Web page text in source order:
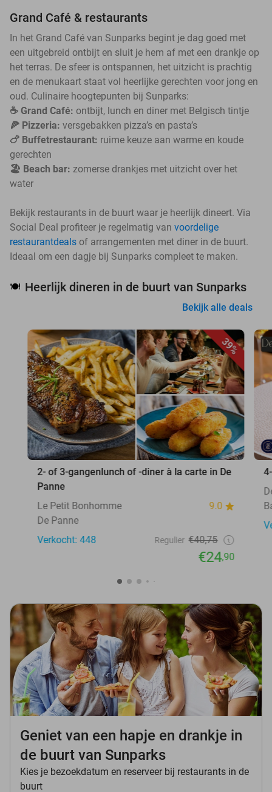
Grand Café & restaurants
In het Grand Café van Sunparks begint je dag goed met
een uitgebreid ontbijt en sluit je hem af met een drankje op
het terras. De sfeer is ontspannen, het uitzicht is prachtig
en de menukaart staat vol heerlijke gerechten voor jong en
oud. Culinaire hoogtepunten bij Sunparks:
☕️ Grand Café: ontbijt, lunch en diner met Belgisch tintje
🍕 Pizzeria: versgebakken pizza’s en pasta’s
🍗 Buffetrestaurant: ruime keuze aan warme en koude
gerechten
🏖️ Beach bar: zomerse drankjes met uitzicht over het
water
Bekijk restaurants in de buurt waar je heerlijk dineert. Via
Social Deal profiteer je regelmatig van voordelige
restaurantdeals of arrangementen met diner in de buurt.
Ideaal om een dagje bij Sunparks compleet te maken.
🍽️ Heerlijk dineren in de buurt van Sunparks
Bekijk alle deals
39%
2- of 3-gangenlunch of -diner à la carte in De
Panne
Le Petit Bonhomme
9.0
De Panne
Verkocht: 448
Regulier €40,75
€24,90
Geniet van een hapje en drankje in
de buurt van Sunparks
Kies je bezoekdatum en reserveer bij restaurants in de
buurt